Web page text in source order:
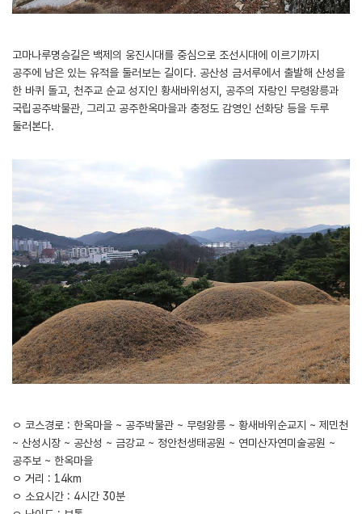
고마나루명승길은 백제의 웅진시대를 중심으로 조선시대에 이르기까지
공주에 남은 있는 유적을 둘러보는 길이다. 공산성 금서루에서 출발해 산성을
한 바퀴 돌고, 천주교 순교 성지인 황새바위성지, 공주의 자랑인 무령왕릉과
국립공주박물관, 그리고 공주한옥마을과 충정도 감영인 선화당 등을 두루
둘러본다.
ㅇ 코스경로 : 한옥마을 ~ 공주박물관 ~ 무령왕릉 ~ 황새바위순교지 ~ 제민천
~ 산성시장 ~ 공산성 ~ 금강교 ~ 정안천생태공원 ~ 연미산자연미술공원 ~
공주보 ~ 한옥마을
ㅇ 거리 : 14km
ㅇ 소요시간 : 4시간 30분